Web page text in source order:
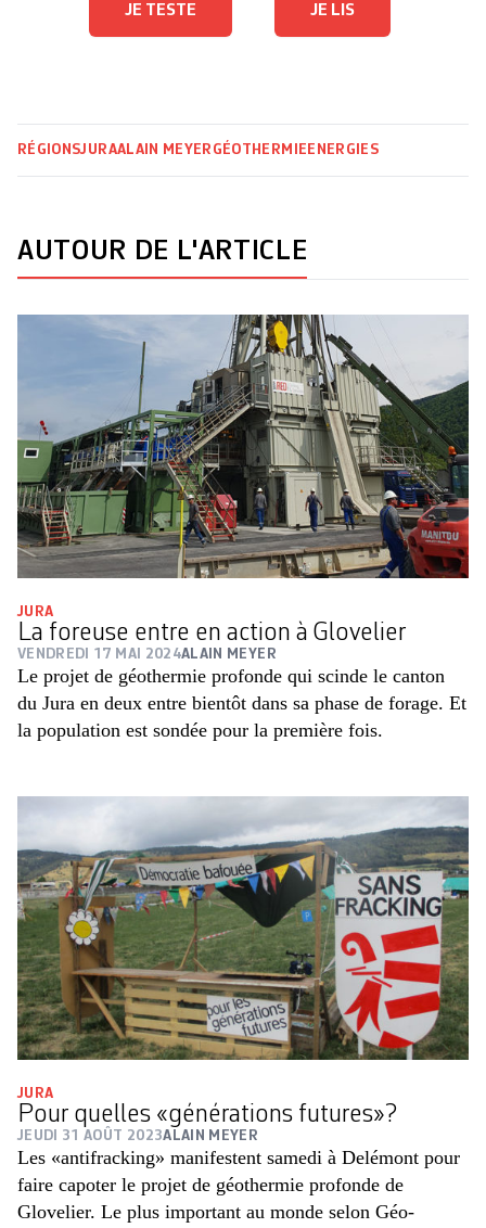
JE TESTE JE LIS
RÉGIONSJURAALAIN MEYER GÉOTHERMIE ENERGIES
AUTOUR DE L'ARTICLE
JURA
La foreuse entre en action à Glovelier
VENDREDI 17 MAI 2024ALAIN MEYER
Le projet de géothermie profonde qui scinde le canton
du Jura en deux entre bientôt dans sa phase de forage. Et
la population est sondée pour la première fois.
JURA
Pour quelles «générations futures»?
JEUDI 31 AOÛT 2023ALAIN MEYER
Les «antifracking» manifestent samedi à Delémont pour
faire capoter le projet de géothermie profonde de
Glovelier. Le plus important au monde selon Géo-